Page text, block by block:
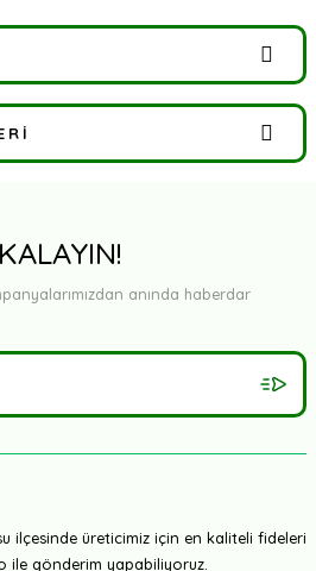
ilk yorumu siz yapın!
anında haberdar
ilçesinde üreticimiz için en kaliteli fideleri
ile gönderim yapabiliyoruz.